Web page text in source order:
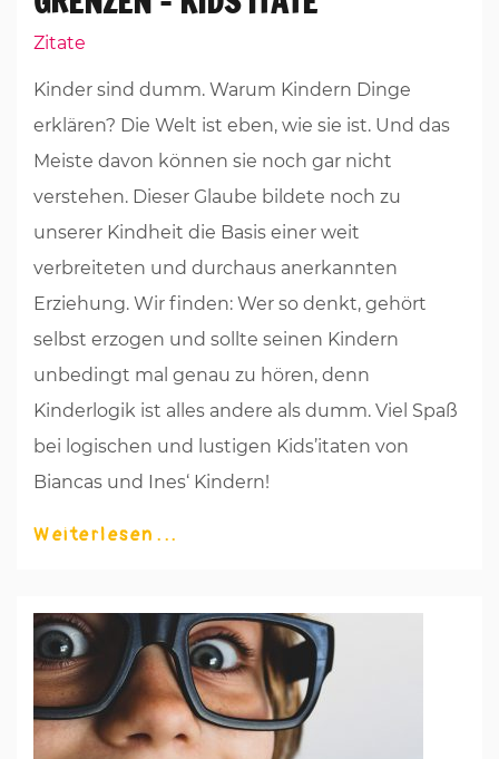
Zitate
Kinder sind dumm. Warum Kindern Dinge
erklären? Die Welt ist eben, wie sie ist. Und das
Meiste davon können sie noch gar nicht
verstehen. Dieser Glaube bildete noch zu
unserer Kindheit die Basis einer weit
verbreiteten und durchaus anerkannten
Erziehung. Wir finden: Wer so denkt, gehört
selbst erzogen und sollte seinen Kindern
unbedingt mal genau zu hören, denn
Kinderlogik ist alles andere als dumm. Viel Spaß
bei logischen und lustigen Kids’itaten von
Biancas und Ines‘ Kindern!
Weiterlesen